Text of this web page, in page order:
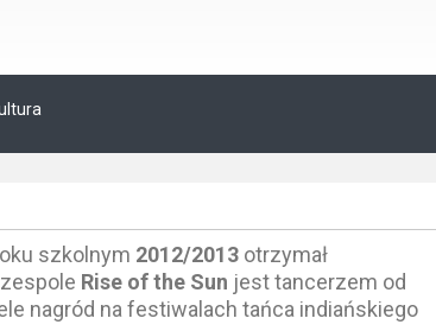
szkolnym 2012/2013 otrzymał
Rise of the Sun jest tancerzem od
nagród na festiwalach tańca indiańskiego